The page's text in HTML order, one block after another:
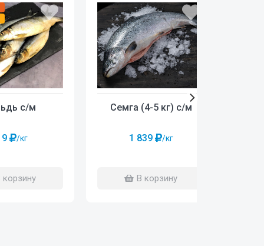
с/м
/кг
корзину
Семга (4-5 кг) с/м
1 839 /кг
В корзину